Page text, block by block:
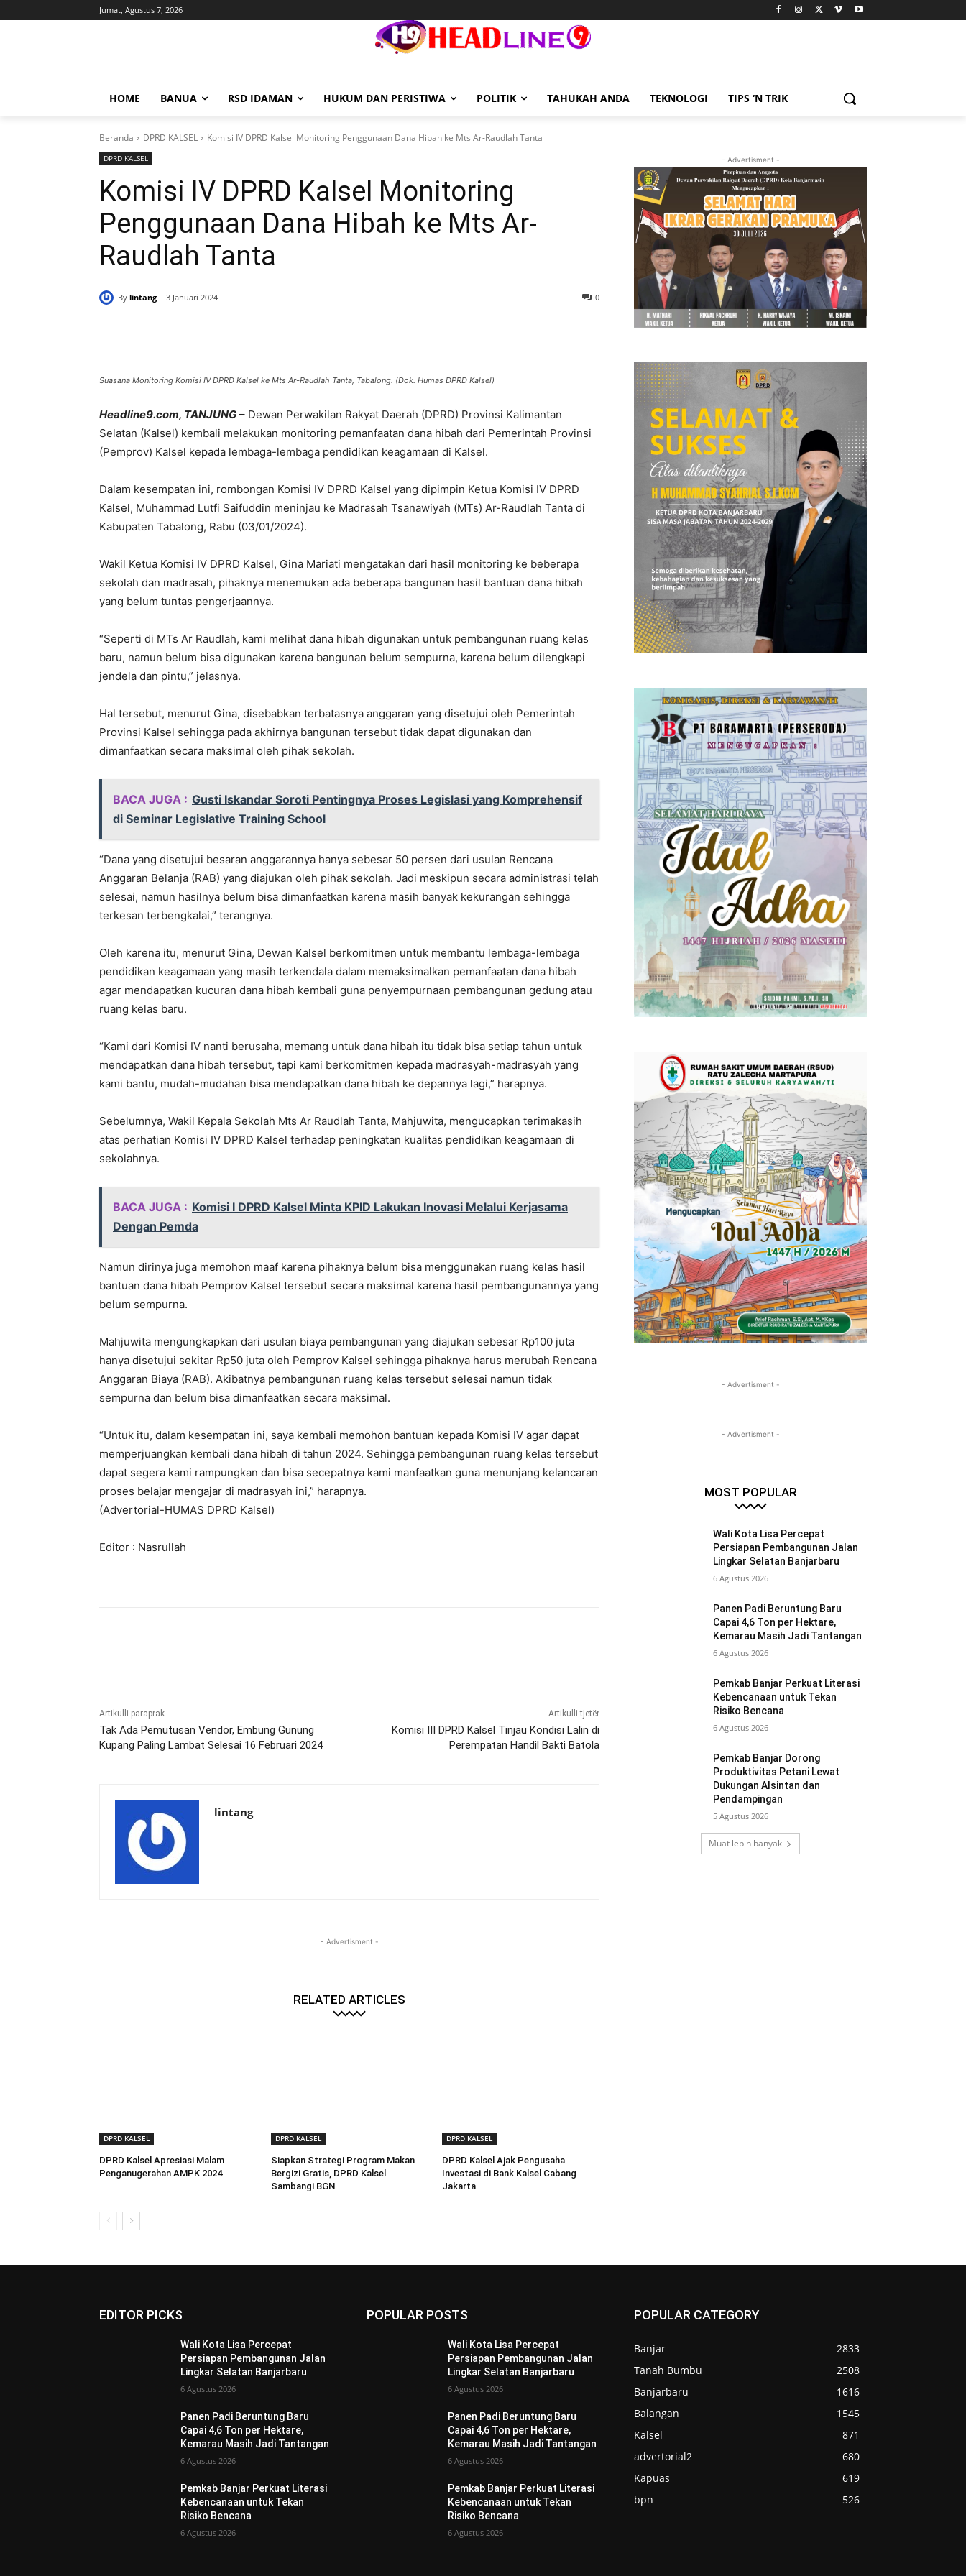
Jumat, Agustus 7, 2026
HOME BANUA RSD IDAMAN HUKUM DAN PERISTIWA POLITIK TAHUKAH ANDA TEKNOLOGI TIPS ‘N TRIK
Beranda DPRD KALSEL Komisi IV DPRD Kalsel Monitoring Penggunaan Dana Hibah ke Mts Ar-Raudlah Tanta
DPRD KALSEL
Komisi IV DPRD Kalsel Monitoring
Penggunaan Dana Hibah ke Mts Ar-
Raudlah Tanta
By lintang 3 Januari 2024 0
Suasana Monitoring Komisi IV DPRD Kalsel ke Mts Ar-Raudlah Tanta, Tabalong. (Dok. Humas DPRD Kalsel)
Headline9.com, TANJUNG – Dewan Perwakilan Rakyat Daerah (DPRD) Provinsi Kalimantan
Selatan (Kalsel) kembali melakukan monitoring pemanfaatan dana hibah dari Pemerintah Provinsi
(Pemprov) Kalsel kepada lembaga-lembaga pendidikan keagamaan di Kalsel.
Dalam kesempatan ini, rombongan Komisi IV DPRD Kalsel yang dipimpin Ketua Komisi IV DPRD
Kalsel, Muhammad Lutfi Saifuddin meninjau ke Madrasah Tsanawiyah (MTs) Ar-Raudlah Tanta di
Kabupaten Tabalong, Rabu (03/01/2024).
Wakil Ketua Komisi IV DPRD Kalsel, Gina Mariati mengatakan dari hasil monitoring ke beberapa
sekolah dan madrasah, pihaknya menemukan ada beberapa bangunan hasil bantuan dana hibah
yang belum tuntas pengerjaannya.
“Seperti di MTs Ar Raudlah, kami melihat dana hibah digunakan untuk pembangunan ruang kelas
baru, namun belum bisa digunakan karena bangunan belum sempurna, karena belum dilengkapi
jendela dan pintu,” jelasnya.
Hal tersebut, menurut Gina, disebabkan terbatasnya anggaran yang disetujui oleh Pemerintah
Provinsi Kalsel sehingga pada akhirnya bangunan tersebut tidak dapat digunakan dan
dimanfaatkan secara maksimal oleh pihak sekolah.
BACA JUGA : Gusti Iskandar Soroti Pentingnya Proses Legislasi yang Komprehensif
di Seminar Legislative Training School
“Dana yang disetujui besaran anggarannya hanya sebesar 50 persen dari usulan Rencana
Anggaran Belanja (RAB) yang diajukan oleh pihak sekolah. Jadi meskipun secara administrasi telah
selesai, namun hasilnya belum bisa dimanfaatkan karena masih banyak kekurangan sehingga
terkesan terbengkalai,” terangnya.
Oleh karena itu, menurut Gina, Dewan Kalsel berkomitmen untuk membantu lembaga-lembaga
pendidikan keagamaan yang masih terkendala dalam memaksimalkan pemanfaatan dana hibah
agar mendapatkan kucuran dana hibah kembali guna penyempurnaan pembangunan gedung atau
ruang kelas baru.
“Kami dari Komisi IV nanti berusaha, memang untuk dana hibah itu tidak bisa setiap tahun untuk
mendapatkan dana hibah tersebut, tapi kami berkomitmen kepada madrasyah-madrasyah yang
kami bantu, mudah-mudahan bisa mendapatkan dana hibah ke depannya lagi,” harapnya.
Sebelumnya, Wakil Kepala Sekolah Mts Ar Raudlah Tanta, Mahjuwita, mengucapkan terimakasih
atas perhatian Komisi IV DPRD Kalsel terhadap peningkatan kualitas pendidikan keagamaan di
sekolahnya.
BACA JUGA : Komisi I DPRD Kalsel Minta KPID Lakukan Inovasi Melalui Kerjasama
Dengan Pemda
Namun dirinya juga memohon maaf karena pihaknya belum bisa menggunakan ruang kelas hasil
bantuan dana hibah Pemprov Kalsel tersebut secara maksimal karena hasil pembangunannya yang
belum sempurna.
Mahjuwita mengungkapkan dari usulan biaya pembangunan yang diajukan sebesar Rp100 juta
hanya disetujui sekitar Rp50 juta oleh Pemprov Kalsel sehingga pihaknya harus merubah Rencana
Anggaran Biaya (RAB). Akibatnya pembangunan ruang kelas tersebut selesai namun tidak
sempurna dan belum bisa dimanfaatkan secara maksimal.
“Untuk itu, dalam kesempatan ini, saya kembali memohon bantuan kepada Komisi IV agar dapat
memperjuangkan kembali dana hibah di tahun 2024. Sehingga pembangunan ruang kelas tersebut
dapat segera kami rampungkan dan bisa secepatnya kami manfaatkan guna menunjang kelancaran
proses belajar mengajar di madrasyah ini,” harapnya.
(Advertorial-HUMAS DPRD Kalsel)
Editor : Nasrullah
Artikulli paraprak
Tak Ada Pemutusan Vendor, Embung Gunung
Kupang Paling Lambat Selesai 16 Februari 2024
Artikulli tjetër
Komisi III DPRD Kalsel Tinjau Kondisi Lalin di
Perempatan Handil Bakti Batola
lintang
- Advertisment -
RELATED ARTICLES
DPRD KALSEL
DPRD Kalsel Apresiasi Malam
Penganugerahan AMPK 2024
DPRD KALSEL
Siapkan Strategi Program Makan
Bergizi Gratis, DPRD Kalsel
Sambangi BGN
DPRD KALSEL
DPRD Kalsel Ajak Pengusaha
Investasi di Bank Kalsel Cabang
Jakarta
- Advertisment -
- Advertisment -
- Advertisment -
MOST POPULAR
Wali Kota Lisa Percepat
Persiapan Pembangunan Jalan
Lingkar Selatan Banjarbaru
6 Agustus 2026
Panen Padi Beruntung Baru
Capai 4,6 Ton per Hektare,
Kemarau Masih Jadi Tantangan
6 Agustus 2026
Pemkab Banjar Perkuat Literasi
Kebencanaan untuk Tekan
Risiko Bencana
6 Agustus 2026
Pemkab Banjar Dorong
Produktivitas Petani Lewat
Dukungan Alsintan dan
Pendampingan
5 Agustus 2026
Muat lebih banyak
EDITOR PICKS
Wali Kota Lisa Percepat
Persiapan Pembangunan Jalan
Lingkar Selatan Banjarbaru
6 Agustus 2026
Panen Padi Beruntung Baru
Capai 4,6 Ton per Hektare,
Kemarau Masih Jadi Tantangan
6 Agustus 2026
Pemkab Banjar Perkuat Literasi
Kebencanaan untuk Tekan
Risiko Bencana
6 Agustus 2026
POPULAR POSTS
Wali Kota Lisa Percepat
Persiapan Pembangunan Jalan
Lingkar Selatan Banjarbaru
6 Agustus 2026
Panen Padi Beruntung Baru
Capai 4,6 Ton per Hektare,
Kemarau Masih Jadi Tantangan
6 Agustus 2026
Pemkab Banjar Perkuat Literasi
Kebencanaan untuk Tekan
Risiko Bencana
6 Agustus 2026
POPULAR CATEGORY
Banjar
2833
Tanah Bumbu
2508
Banjarbaru
1616
Balangan
1545
Kalsel
871
advertorial2
680
Kapuas
619
bpn
526